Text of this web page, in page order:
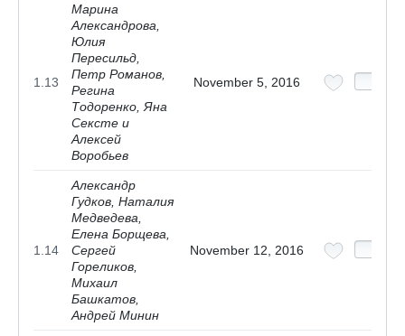
1.13
Марина
Александрова,
Юлия
Пересильд,
Петр Романов,
Регина
Тодоренко, Яна
Сексте и
Алексей
Воробьев
November 5, 2016
1.14
Александр
Гудков, Наталия
Медведева,
Елена Борщева,
Сергей
Гореликов,
Михаил
Башкатов,
Андрей Минин
November 12, 2016